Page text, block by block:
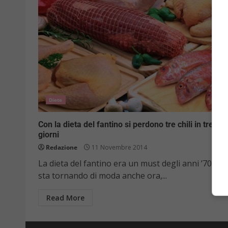
Diete
Con la dieta del fantino si perdono tre chili in tre
giorni
Redazione 11 Novembre 2014
La dieta del fantino era un must degli anni ’70 ma
sta tornando di moda anche ora,...
Read More